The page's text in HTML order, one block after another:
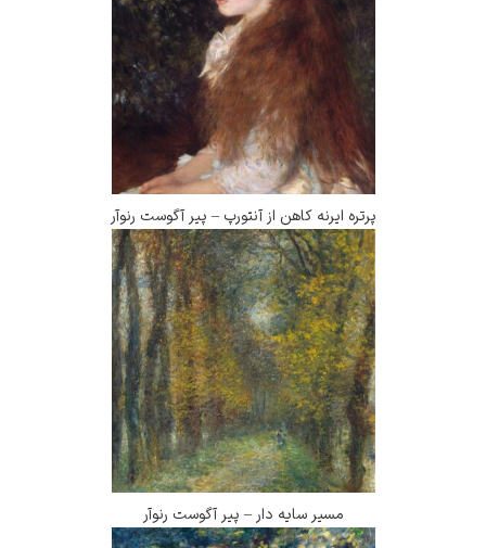
پرتره ایرنه کاهن از آنتورپ – پیر آگوست رنوآر
مسیر سایه دار – پیر آگوست رنوآر